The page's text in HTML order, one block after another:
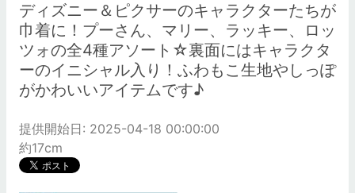
ディズニー＆ピクサーのキャラクターたちが
巾着に！プーさん、マリー、ラッキー、ロッ
ツォの全4種アソート☆裏面にはキャラクタ
ーのイニシャル入り！ふわもこ生地やしっぽ
がかわいいアイテムです♪
提供開始日: 2025-04-18 00:00:00
約17cm